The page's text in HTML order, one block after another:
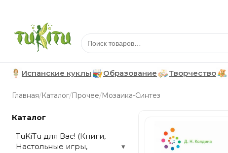
Испанские куклы Образование Творчество
Главная/Каталог/Прочее/Мозаика-Синтез
Каталог
TuKiTu для Вас! (Книги,
Настольные игры,
▾